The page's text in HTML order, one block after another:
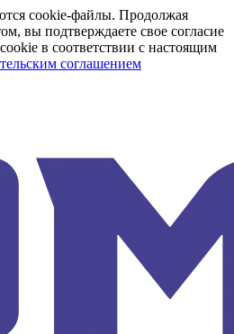
cookie-файлы. Продолжая
вы подтверждаете свое согласие
в соответствии с настоящим
соглашением